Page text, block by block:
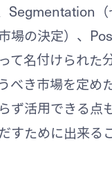
Segmentation
場の決定）、
て名付けられた
べき市場を定め
ず活用できる点
すために出来る